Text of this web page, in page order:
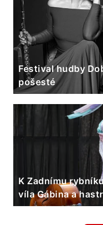
Festival hudby
pošesté
K Zadnímu
víla Gábina a